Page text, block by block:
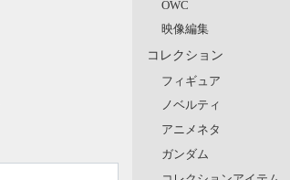
OWC
映像編集
コレクション
フィギュア
ノベルティ
アニメネタ
ガンダム